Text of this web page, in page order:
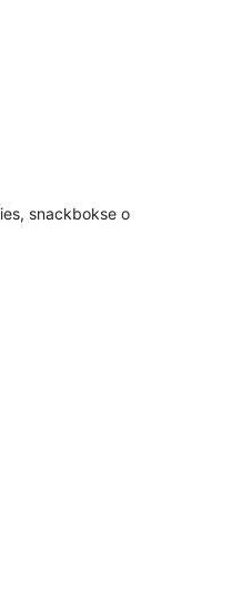
snackbokse o